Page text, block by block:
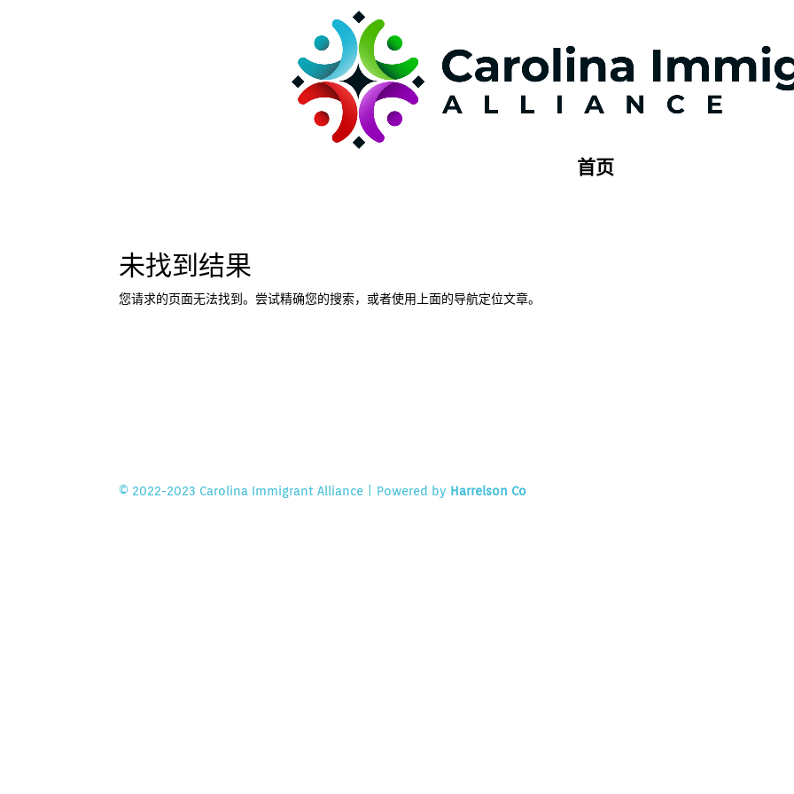
首页
未找到结果
您请求的页面无法找到。尝试精确您的搜索，或者使用上面的导航定位文章。
© 2022-2023 Carolina Immigrant Alliance | Powered by Harrelson Co